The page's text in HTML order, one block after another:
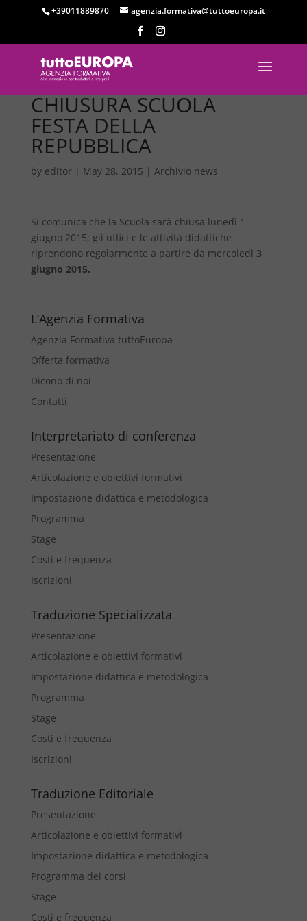
+39011889870 agenzia.formativa@tuttoeuropa.it
CHIUSURA SCUOLA
FESTA DELLA
REPUBBLICA
by editor | May 28, 2015 | Archivio news
Si comunica che la Scuola sarà chiusa lunedì 1
giugno 2015; gli uffici e le attività didattiche
riprendono regolarmente a partire da mercoledì 3
giugno 2015.
L’Agenzia Formativa
Agenzia Formativa tuttoEuropa
Offerta formativa
Dicono di noi
Contatti
Interpretariato di conferenza
Presentazione
Articolazione e obiettivi formativi
Impostazione didattica e metodologica
Programma
Stage
Costi e frequenza
Iscrizioni
Traduzione Specializzata
Presentazione
Articolazione e obiettivi formativi
Impostazione didattica e metodologica
Programma
Stage
Costi e frequenza
Iscrizioni
Traduzione Editoriale
Presentazione
Articolazione e obiettivi formativi
Impostazione didattica e metodologica
Programma dei corsi
Stage
Costi e frequenza